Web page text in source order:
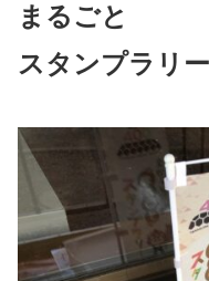
まるごと
スタンプラリー